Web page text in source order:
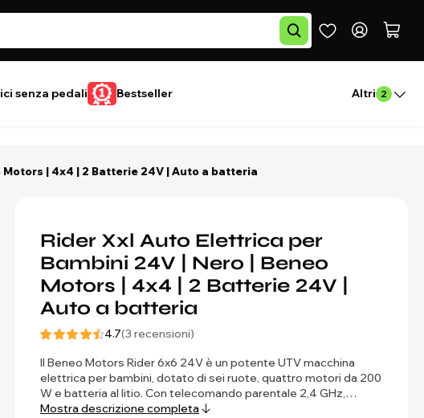
senza pedali Bestseller Altri 2
| 4x4 | 2 Batterie 24V | Auto a batteria
Rider Xxl Auto Elettrica per
Bambini 24V | Nero | Beneo
Motors | 4x4 | 2 Batterie 24V |
Auto a batteria
4.7(3 recensioni)
Il Beneo Motors Rider 6x6 24V è un potente UTV macchina
elettrica per bambini, dotato di sei ruote, quattro motori da 200
W e batteria al litio. Con telecomando parentale 2,4 GHz,…
Mostra descrizione completa